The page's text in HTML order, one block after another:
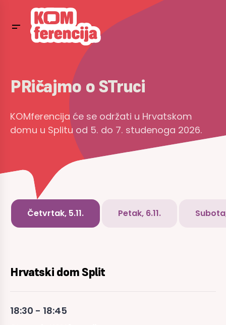
PRičajmo o STruci
KOMferencija će se održati u Hrvatskom
domu u Splitu od 5. do 7. studenoga 2026.
Četvrtak, 5.11. Petak, 6.11.
Hrvatski dom Split
18:30 - 18:45